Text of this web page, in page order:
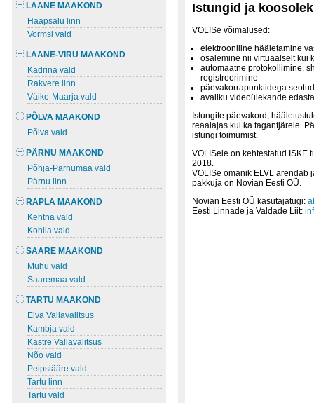
LÄÄNE MAAKOND
Haapsalu linn
Vormsi vald
LÄÄNE-VIRU MAAKOND
Kadrina vald
Rakvere linn
Väike-Maarja vald
PÕLVA MAAKOND
Põlva vald
PÄRNU MAAKOND
Põhja-Pärnumaa vald
Pärnu linn
RAPLA MAAKOND
Kehtna vald
Kohila vald
SAARE MAAKOND
Muhu vald
Saaremaa vald
TARTU MAAKOND
Elva Vallavalitsus
Kambja vald
Kastre Vallavalitsus
Nõo vald
Peipsiääre vald
Tartu linn
Tartu vald
Istungid ja
VOLISe võimalused:
elektrooniline hääletamine
osalemine nii virtuaalselt kui
automaatne protokollimine,
registreerimine
päevakorrapunktidega
avaliku videoülekande
Istungite päevakord,
reaalajas kui ka tagantjärele.
istungi toimumist.
VOLISele on kehtestatud ISKE
2018.
VOLISe omanik ELVL arendab
pakkuja on Novian Eesti OÜ.
Novian Eesti OÜ kasutajatugi:
Eesti Linnade ja Valdade Liit: